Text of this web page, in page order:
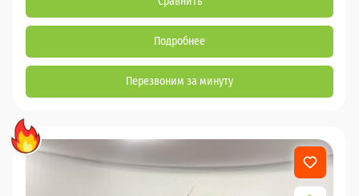
Подробнее
Перезвоним за минуту